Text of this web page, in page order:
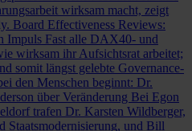
wirksam macht, zeigt
Board Effectiveness Reviews:
Impuls Fast alle DAX40- und
wirksam ihr Aufsichtsrat arbeitet;
somit längst gelebte Governance-
den Menschen beginnt: Dr.
über Veränderung Bei Egon
trafen Dr. Karsten Wildberger,
Staatsmodernisierung, und Bill